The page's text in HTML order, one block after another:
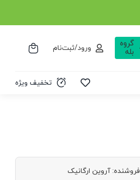
گروه
بله
ورود/ثبت‌نام
تخفیف ویژه
فروشنده: آروین ارگانیک